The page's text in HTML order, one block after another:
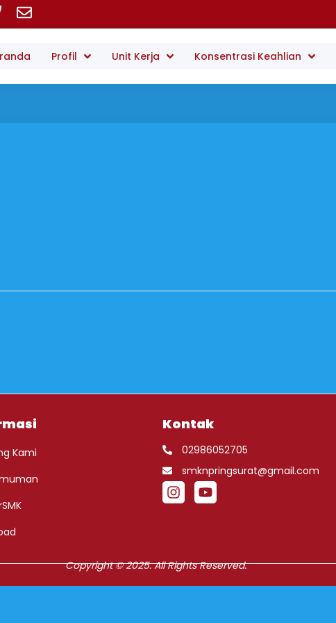
Profil Unit Kerja Konsentrasi Keahlian
Kami
Kontak
02986052705
smknpringsurat@gmail.com
Copyright © 2025. All Rights Reserved.